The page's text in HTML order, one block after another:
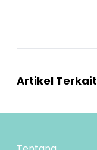
Artikel Terkait